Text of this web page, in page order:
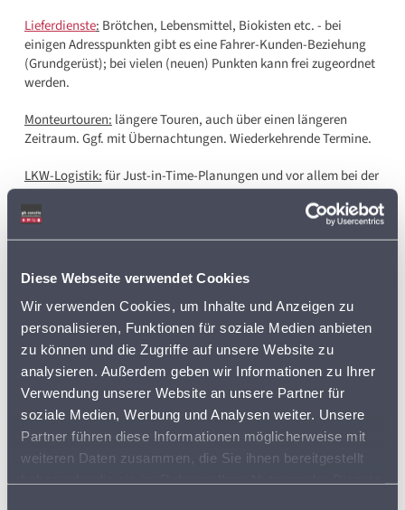
Diese Webseite verwendet Cookies
Wir verwenden Cookies, um Inhalte und Anzeigen zu
personalisieren, Funktionen für soziale Medien anbieten
zu können und die Zugriffe auf unsere Website zu
analysieren. Außerdem geben wir Informationen zu Ihrer
Verwendung unserer Website an unsere Partner für
soziale Medien, Werbung und Analysen weiter. Unsere
Partner führen diese Informationen möglicherweise mit
weiteren Daten zusammen, die Sie ihnen bereitgestellt
Lieferdienste:Brötchen, Lebensmittel, Biokisten etc. - bei
einigen Adresspunkten gibt es eine Fahrer-Kunden-Beziehung
(Grundgerüst); bei vielen (neuen) Punkten kann frei zugeordnet
werden.
Monteurtouren: längere Touren, auch über einen längeren
Zeitraum.Ggf. mit Übernachtungen.Wiederkehrende Termine.
LKW-Logistik:für Just-in-Time-Planungen und vor allem bei der
Aufteilung großer/schwerer Ladungen.